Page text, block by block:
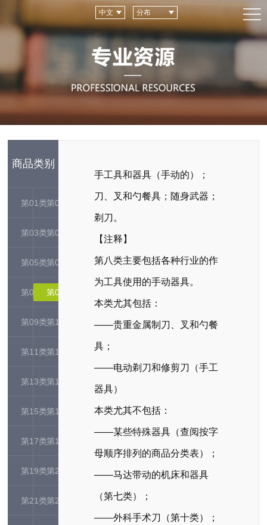
中文 分布
商品类别
第01类第02类
第03类第04类
第05类第06类
第07类第08类
第09类第10类
第11类第12类
第13类第14类
第15类第16类
第17类第18类
第19类第20类
第21类第22类
手工具和器具（手动的）；
刀、叉和勺餐具；随身武器；
剃刀。
【注释】
第八类主要包括各种行业的作
为工具使用的手动器具。
本类尤其包括：
——贵重金属制刀、叉和勺餐
具；
——电动剃刀和修剪刀（手工
器具）
本类尤其不包括：
——某些特殊器具（查阅按字
母顺序排列的商品分类表）；
——马达带动的机床和器具
（第七类）；
——外科手术刀（第十类）；